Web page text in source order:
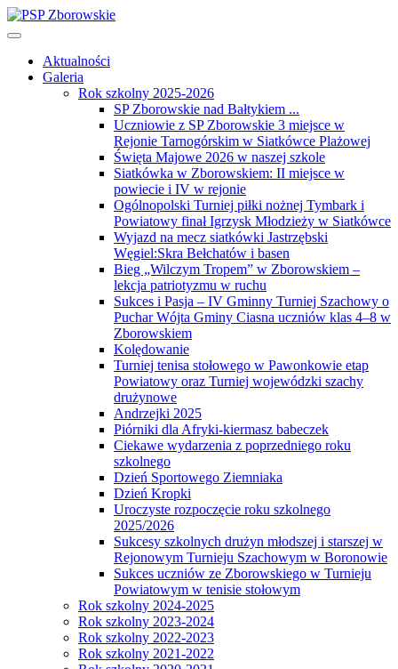
Aktualności
Galeria
Rok szkolny 2025-2026
SP Zborowskie nad Bałtykiem ...
Uczniowie z SP Zborowskie 3 miejsce w
Rejonie Tarnogórskim w Siatkówce Plażowej
Święta Majowe 2026 w naszej szkole
Siatkówka w Zborowskiem: II miejsce w
powiecie i IV w rejonie
Ogólnopolski Turniej piłki nożnej Tymbark i
Powiatowy finał Igrzysk Młodzieży w Siatkówce
Wyjazd na mecz siatkówki Jastrzębski
Węgiel:Skra Bełchatów i basen
Bieg „Wilczym Tropem” w Zborowskiem –
lekcja patriotyzmu w ruchu
Sukces i Pasja – IV Gminny Turniej Szachowy o
Puchar Wójta Gminy Ciasna uczniów klas 4–8 w
Zborowskiem
Kolędowanie
Turniej tenisa stołowego w Pawonkowie etap
Powiatowy oraz Turniej wojewódzki szachy
drużynowe
Andrzejki 2025
Piórniki dla Afryki-kiermasz babeczek
Ciekawe wydarzenia z poprzedniego roku
szkolnego
Dzień Sportowego Ziemniaka
Dzień Kropki
Uroczyste rozpoczęcie roku szkolnego
2025/2026
Sukcesy szkolnych drużyn młodszej i starszej w
Rejonowym Turnieju Szachowym w Boronowie
Sukces uczniów ze Zborowskiego w Turnieju
Powiatowym w tenisie stołowym
Rok szkolny 2024-2025
Rok szkolny 2023-2024
Rok szkolny 2022-2023
Rok szkolny 2021-2022